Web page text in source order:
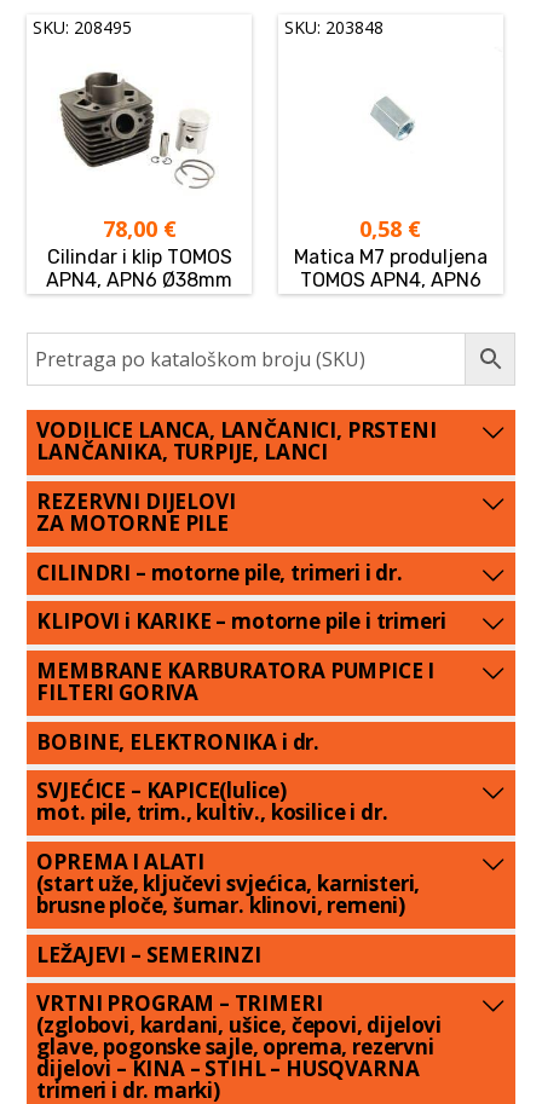
SKU: 208495
78,00 €
Cilindar i klip TOMOS
APN4, APN6 Ø38mm
SKU: 203848
0,58 €
Matica M7 produljena
TOMOS APN4, APN6
VODILICE LANCA, LANČANICI, PRSTENI
LANČANIKA, TURPIJE, LANCI
REZERVNI DIJELOVI
ZA MOTORNE PILE
CILINDRI – motorne pile, trimeri i dr.
KLIPOVI i KARIKE – motorne pile i trimeri
MEMBRANE KARBURATORA PUMPICE I
FILTERI GORIVA
BOBINE, ELEKTRONIKA i dr.
SVJEĆICE – KAPICE(lulice)
mot. pile, trim., kultiv., kosilice i dr.
OPREMA I ALATI
(start uže, ključevi svjećica, karnisteri,
brusne ploče, šumar. klinovi, remeni)
LEŽAJEVI – SEMERINZI
VRTNI PROGRAM – TRIMERI
(zglobovi, kardani, ušice, čepovi, dijelovi
glave, pogonske sajle, oprema, rezervni
dijelovi – KINA – STIHL – HUSQVARNA
trimeri i dr. marki)